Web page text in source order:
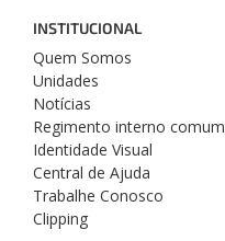
INSTITUCIONAL
Quem Somos
Unidades
Notícias
Regimento interno comum
Identidade Visual
Central de Ajuda
Trabalhe Conosco
Clipping